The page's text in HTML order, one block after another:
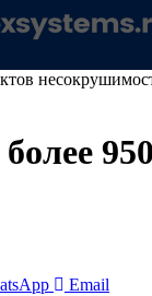
Email